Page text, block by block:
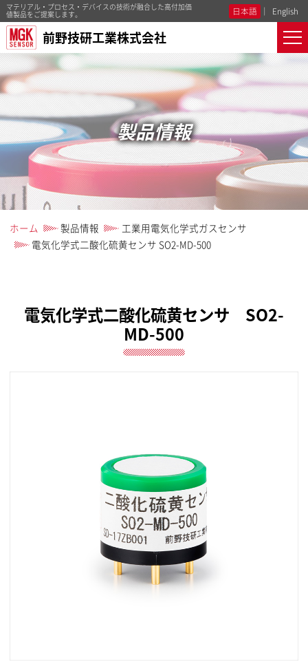
マテリアル・プロセス・デバイスの技術が融合した高付加価
値製品をご提案します。 日本語 English
前野技研工業株式会社
製品情報
ホーム 製品情報
工業用電気化学式ガスセンサ
電気化学式二酸化硫黄センサ SO2-MD-500
電気化学式二酸化硫黄センサ SO2-
MD-500